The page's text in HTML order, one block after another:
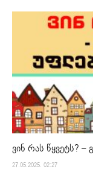
ვინ რას წყვეტს?
27.05.2025. 02:27